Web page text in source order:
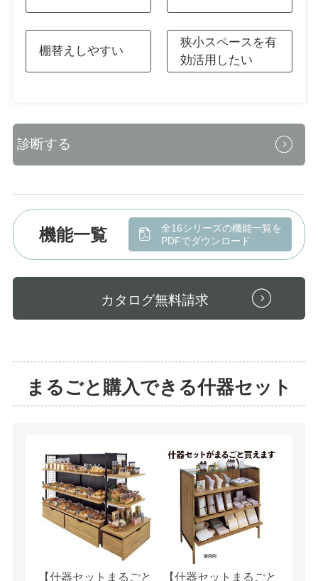
棚替えしやすい
狭小スペースを有
効活用したい
機能一覧
全16シリーズの機能一覧を
PDFでダウンロード
カタログ無料請求
まるごと購入できる什器セット
【什器セットまるごと 【什器セットまるごと